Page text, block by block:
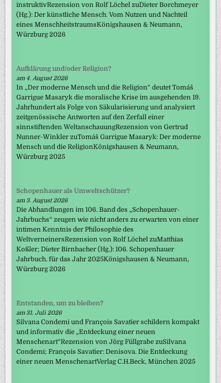
instruktivRezension von Rolf Löchel zuDieter Borchmeyer
(Hg.): Der künstliche Mensch. Vom Nutzen und Nachteil
eines MenschheitstraumsKönigshausen & Neumann,
Würzburg 2026
Aufklärung und/oder Religion?
am 4. August 2026
In „Der moderne Mensch und die Religion“ deutet Tomáš
Garrigue Masaryk die moralische Krise im ausgehenden 19.
Jahrhundert als Folge von Säkularisierung und analysiert
zeitgenössische Antworten auf den Zerfall einer
sinnstiftenden WeltanschauungRezension von Gertrud
Nunner-Winkler zuTomáš Garrigue Masaryk: Der moderne
Mensch und die ReligionKönigshausen & Neumann,
Würzburg 2025
Schopenhauer als Umweltschützer?
am 3. August 2026
Die Abhandlungen im 106. Band des „Schopenhauer-
Jahrbuchs“ zeugen wie nicht anders zu erwarten von einer
intimen Kenntnis der Philosophie des
WeltverneinersRezension von Rolf Löchel zuMatthias
Koßler; Dieter Birnbacher (Hg.): 106. Schopenhauer
Jahrbuch. für das Jahr 2025Königshausen & Neumann,
Würzburg 2026
Entstanden, um zu bleiben?
am 31. Juli 2026
Silvana Condemi und François Savatier schildern kompakt
und informativ die „Entdeckung einer neuen
Menschenart“Rezension von Jörg Füllgrabe zuSilvana
Condemi; François Savatier: Denisova. Die Entdeckung
einer neuen MenschenartVerlag C.H.Beck, München 2025